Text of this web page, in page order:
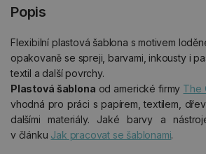
Popis
Flexibilní plastová šablona s motivem
opakovaně se spreji, barvami, inkousty i
textil a další povrchy.
Plastová šablona od americké firmy The
vhodná pro práci s papírem, textilem,
dalšími materiály. Jaké barvy a
v článku Jak pracovat se šablonami.